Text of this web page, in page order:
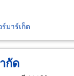
มาร์เก็ต
กัด